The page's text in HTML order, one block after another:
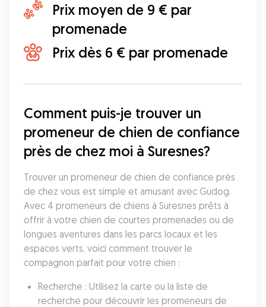
Prix moyen de 9 € par
promenade
Prix dès 6 € par promenade
Comment puis-je trouver un
promeneur de chien de confiance
près de chez moi à Suresnes?
Trouver un promeneur de chien de confiance près
de chez vous est simple et amusant avec Gudog.
Avec 4 promeneurs de chiens à Suresnes prêts à
offrir à votre chien de courtes promenades ou de
longues aventures dans les parcs locaux et les
espaces verts, voici comment trouver le
compagnon parfait pour votre chien :
Recherche : Utilisez la carte ou la liste de
recherche pour découvrir les promeneurs de